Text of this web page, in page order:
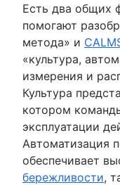
Есть два общих
помогают
метода» и
«культура,
измерения и
Культура
котором
эксплуатации
Автоматизация
обеспечивает
бережливости,